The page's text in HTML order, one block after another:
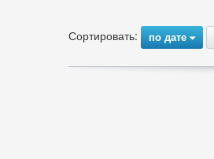
Сортировать: по дате{